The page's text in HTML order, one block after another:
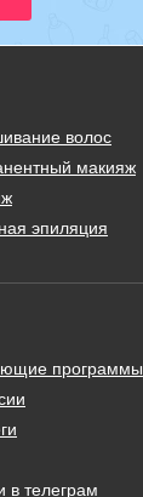
волос
макияж
эпиляция
программы
в телеграм